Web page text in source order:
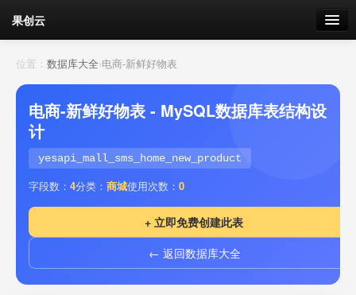
果创云
数据表单
API接口
云存储
流量 剩余接口流量
套餐
位置： 数据库大全›电商-新鲜好物表
电商-新鲜好物表 - MySQL数据库表结构设
计
yesapi_mall_sms_home_new_product
字段数： 4分类： 商城使用次数： 0
+ 立即免费创建此表
← 返回数据库大全